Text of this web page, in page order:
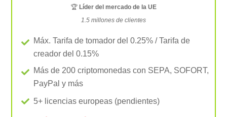
🏆 Líder del mercado de la UE
1.5 millones de clientes
Máx. Tarifa de tomador del 0.25% / Tarifa de
creador del 0.15%
Más de 200 criptomonedas con SEPA, SOFORT,
PayPal y más
5+ licencias europeas (pendientes)